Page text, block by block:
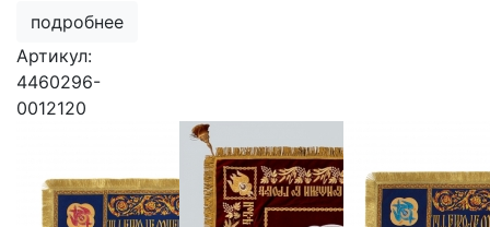
подробнее
Артикул:
4460296-
0012120